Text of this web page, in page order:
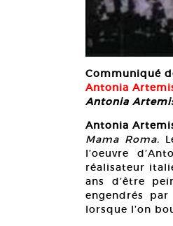
Communiqué
Antonia
Antonia
Antonia
Mama Roma.
l’oeuvre
réalisateur
ans d’être
engendrés
lorsque l’on